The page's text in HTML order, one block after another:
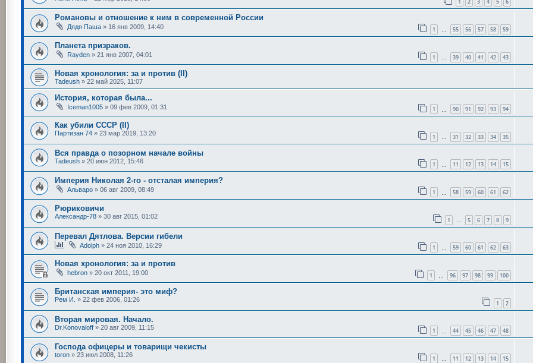
1 2 3 4 5 6
Романовы и отношение к ним в современной России
Дядя Паша » 16 янв 2009, 14:40 1 … 55 56 57 58 59
Планета призраков.
Rayden » 21 янв 2007, 04:01 1 … 39 40 41 42 43
Новая хронология: за и против (II)
Tadeush » 22 май 2025, 11:07
История, которая была...
Iceman1005 » 09 фев 2009, 01:31 1 90 91 92 93 94
Как убили СССР (II)
Партизан 74 » 23 мар 2019, 13:20 1 … 31 32 33 34 35
Вся правда о позорном начале войны
Tadeush » 20 июн 2012, 15:46 1 11 12 13 14 15
Империя Николая 2-го - отсталая империя?
Альваро » 06 авг 2009, 08:49 1 58 59 60 61 62
Рюриковичи
Александр-78 » 30 авг 2015, 01:02 1 … 5 6 7 8 9
Перевал Дятлова. Версии гибели
Adolph » 24 ноя 2010, 16:29 1 59 60 61 62 63
Новая хронология: за и против
hebron » 20 окт 2011, 19:00 1 96 97 98 99 100
Британская империя- это миф?
Рем И. » 22 фев 2006, 01:26 1 2
Вторая мировая. Начало.
Dr.Konovaloff » 20 авг 2009, 11:15 1 44 45 46 47 48
Господа офицеры и товарищи чекисты
toron » 23 июл 2008, 11:26 1 … 11 12 13 14 15